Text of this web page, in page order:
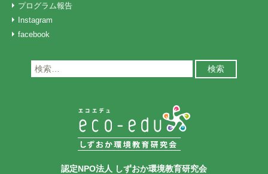
プログラム報告
Instagram
facebook
検
索:
認定NPO法人 しずおか環境教育研究会